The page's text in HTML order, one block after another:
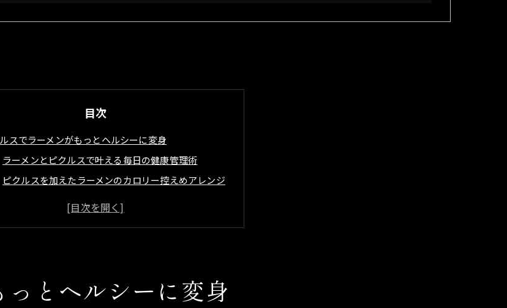
目次
スでラーメンがもっとヘルシーに変身
ラーメンとピクルスで叶える毎日の健康管理術
ピクルスを加えたラーメンのカロリー控えめアレンジ
塩分カットも簡単！ピクルス入りラーメンのコツ
ピクルスの酸味がラーメンに広がる新しい美味しさ
ラーメンとピクルスで味のアクセントを楽しむ方法
とヘルシーに変身